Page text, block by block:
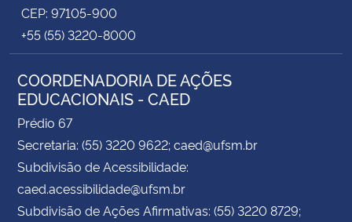
CEP: 97105-900
+55 (55) 3220-8000
COORDENADORIA DE AÇÕES
EDUCACIONAIS - CAED
Prédio 67
Secretaria: (55) 3220 9622; caed@ufsm.br
Subdivisão de Acessibilidade:
caed.acessibilidade@ufsm.br
Subdivisão de Ações Afirmativas: (55) 3220 8729;